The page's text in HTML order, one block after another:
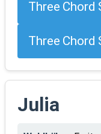
Three Chord
Three
Julia